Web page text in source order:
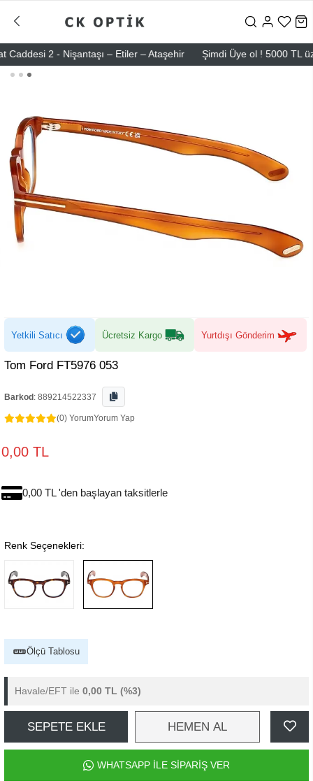
2 - Nişantaşı – Etiler – Ataşehir Şimdi Üye ol ! 5000 TL üzeri
Yetkili Satıcı Ücretsiz Kargo Yurtdışı Gönderim
Tom Ford FT5976 053
Barkod : 889214522337
(0) YorumYorum Yap
0,00 TL
0,00 TL 'den başlayan taksitlerle
Renk Seçenekleri:
Ölçü Tablosu
Havale/EFT ile 0,00 TL (%3)
SEPETE EKLE HEMEN AL
WHATSAPP İLE SİPARİŞ VER